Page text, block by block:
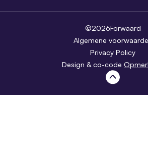
©2026Forwaard
Algemene
Privacy Policy
Design & co-code